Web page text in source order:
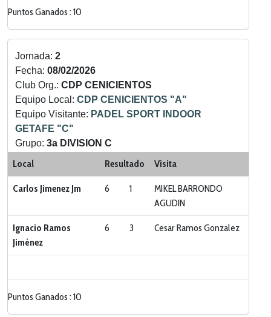
Puntos Ganados : 10
Jornada: 2
Fecha: 08/02/2026
Club Org.: CDP CENICIENTOS
Equipo Local: CDP CENICIENTOS "A"
Equipo Visitante: PADEL SPORT INDOOR
GETAFE "C"
Grupo: 3a DIVISION C
Categoria:
LIGA ZONA SUR
Local Resultado Visita
Carlos Jimenez Jm 6 1
MIKEL BARRONDO
AGUDIN
Ignacio Ramos
Jiménez
6 3 Cesar Ramos Gonzalez
Puntos Ganados : 10